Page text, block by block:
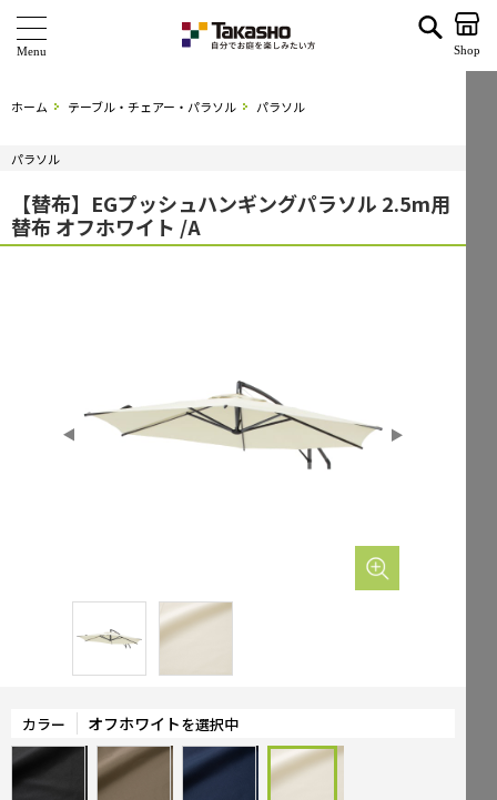
海外ブランド・シリーズ
特 集
サポート
よくお寄せいただくご質問
Tel. 0120-51-4128
Shop
ホーム テーブル・チェアー・パラソル パラソル
パラソル
【替布】EGプッシュハンギングパラソル 2.5m用
替布 オフホワイト /A
カラー オフホワイトを選択中